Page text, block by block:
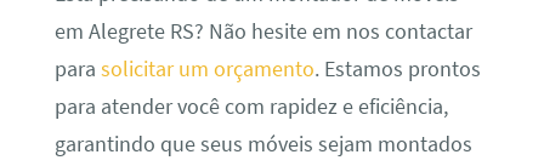
em Alegrete RS? Não hesite em nos contactar
para solicitar um orçamento. Estamos prontos
para atender você com rapidez e eficiência,
garantindo que seus móveis sejam montados